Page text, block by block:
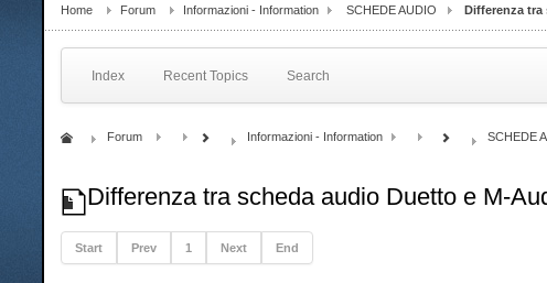
Home Forum Informazioni - Information SCHEDE AUDIO Differenza tra
Index Recent Topics Search
Forum Informazioni - Information SCHEDE
Differenza tra scheda audio Duetto e M-
Start Prev 1 Next End